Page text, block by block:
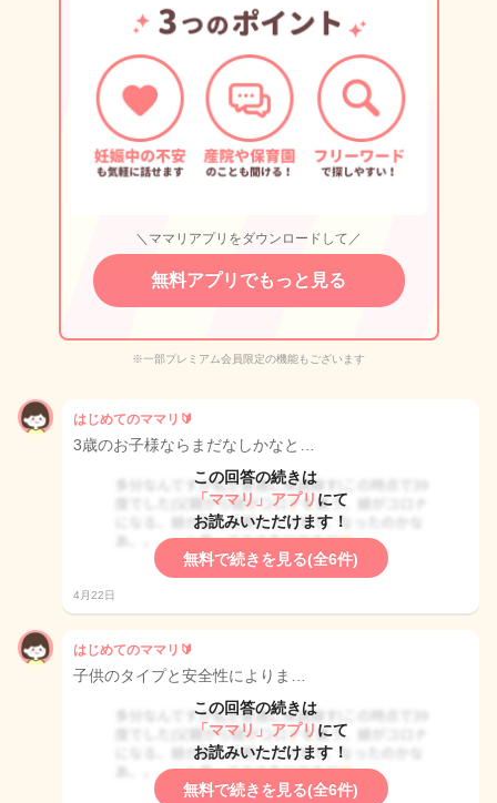
＼ママリアプリをダウンロードして／
無料アプリでもっと見る
※一部プレミアム会員限定の機能もございます
はじめてのママリ🔰
3歳のお子様ならまだなしかなと…
この回答の続きは
「ママリ」アプリ にて
お読みいただけます！
無料で続きを見る(全6件)
4月22日
はじめてのママリ🔰
子供のタイプと安全性によりま…
この回答の続きは
「ママリ」アプリ にて
お読みいただけます！
無料で続きを見る(全6件)